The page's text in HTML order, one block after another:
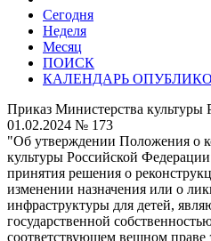
Сегодня
Неделя
Месяц
ПОИСК
КАЛЕНДАРЬ
Приказ Министерства культуры
01.02.2024 № 173
"Об утверждении Положения о
культуры Российской
принятия решения о
изменении назначения или о
инфраструктуры для детей,
государственной
соответствующем вещном праве